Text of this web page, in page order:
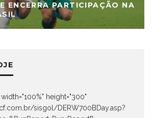
ENCERRA PARTICIPAÇÃO NA
height="300"
sisgol/DERW700BDay.asp?